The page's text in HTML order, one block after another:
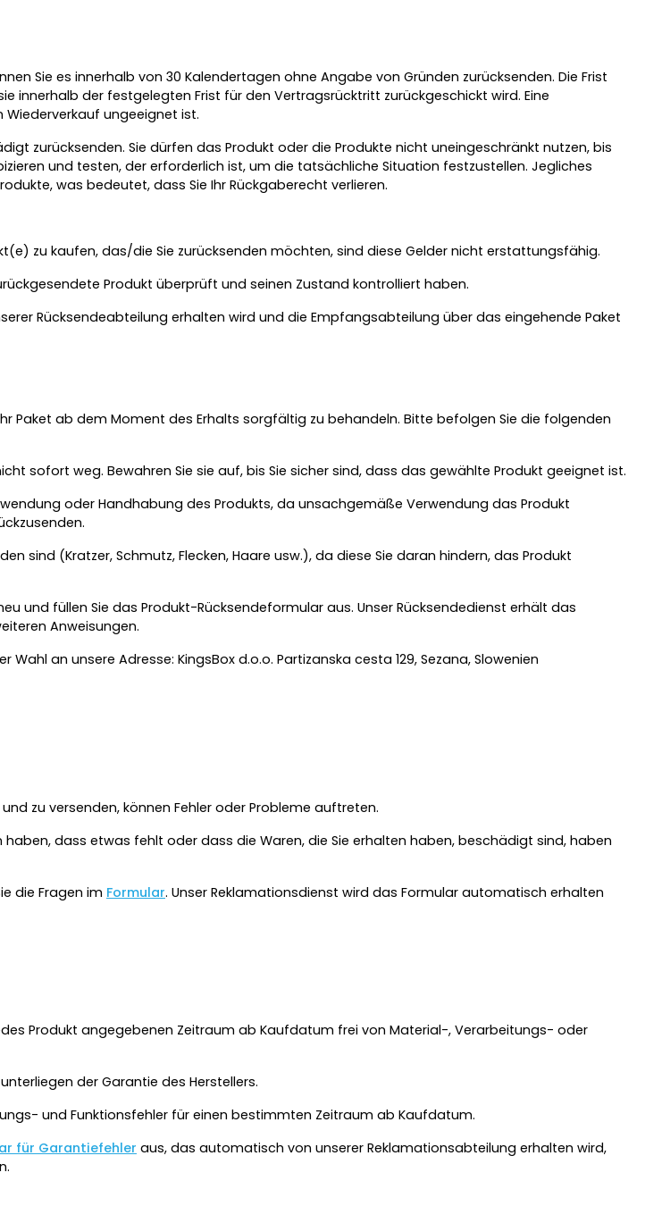
Sie es innerhalb von 30 Kalendertagen ohne Angabe von Gründen zurücksenden. Die Frist
innerhalb der festgelegten Frist für den Vertragsrücktritt zurückgeschickt wird. Eine
ungeeignet ist.
zurücksenden. Sie dürfen das Produkt oder die Produkte nicht uneingeschränkt nutzen, bis
und testen, der erforderlich ist, um die tatsächliche Situation festzustellen. Jegliches
was bedeutet, dass Sie Ihr Rückgaberecht verlieren.
zu kaufen, das/die Sie zurücksenden möchten, sind diese Gelder nicht erstattungsfähig.
Produkt überprüft und seinen Zustand kontrolliert haben.
Rücksendeabteilung erhalten wird und die Empfangsabteilung über das eingehende Paket
Paket ab dem Moment des Erhalts sorgfältig zu behandeln. Bitte befolgen Sie die folgenden
sofort weg. Bewahren Sie sie auf, bis Sie sicher sind, dass das gewählte Produkt geeignet ist.
oder Handhabung des Produkts, da unsachgemäße Verwendung das Produkt
sind (Kratzer, Schmutz, Flecken, Haare usw.), da diese Sie daran hindern, das Produkt
und füllen Sie das Produkt-Rücksendeformular aus. Unser Rücksendedienst erhält das
Anweisungen.
an unsere Adresse: KingsBox d.o.o. Partizanska cesta 129, Sezana, Slowenien
zu versenden, können Fehler oder Probleme auftreten.
dass etwas fehlt oder dass die Waren, die Sie erhalten haben, beschädigt sind, haben
die Fragen im Formular. Unser Reklamationsdienst wird das Formular automatisch erhalten
Produkt angegebenen Zeitraum ab Kaufdatum frei von Material-, Verarbeitungs- oder
der Garantie des Herstellers.
und Funktionsfehler für einen bestimmten Zeitraum ab Kaufdatum.
für Garantiefehler aus, das automatisch von unserer Reklamationsabteilung erhalten wird,